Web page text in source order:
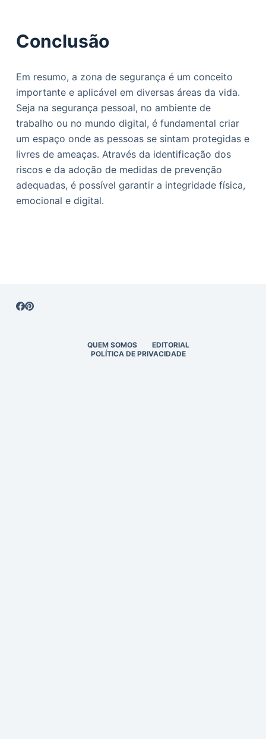
Conclusão
Em resumo, a zona de segurança é um conceito
importante e aplicável em diversas áreas da vida.
Seja na segurança pessoal, no ambiente de
trabalho ou no mundo digital, é fundamental criar
um espaço onde as pessoas se sintam protegidas e
livres de ameaças. Através da identificação dos
riscos e da adoção de medidas de prevenção
adequadas, é possível garantir a integridade física,
emocional e digital.
QUEM SOMOS
EDITORIAL
POLÍTICA DE PRIVACIDADE